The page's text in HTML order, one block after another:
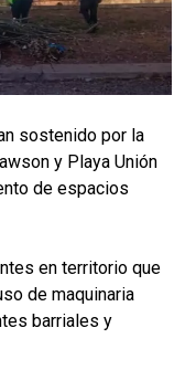
sostenido por la
y Playa Unión
de espacios
en territorio que
de maquinaria
barriales y